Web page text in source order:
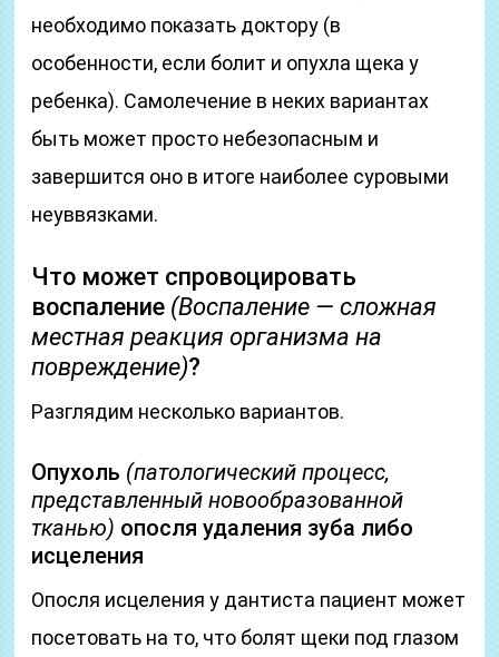
необходимо показать доктору (в
особенности, если болит и опухла щека у
ребенка). Самолечение в неких вариантах
быть может просто небезопасным и
завершится оно в итоге наиболее суровыми
неуввязками.
Что может спровоцировать
воспаление (Воспаление — сложная
местная реакция организма на
повреждение)?
Разглядим несколько вариантов.
Опухоль (патологический процесс,
представленный новообразованной
тканью) опосля удаления зуба либо
исцеления
Опосля исцеления у дантиста пациент может
посетовать на то, что болят щеки под глазом